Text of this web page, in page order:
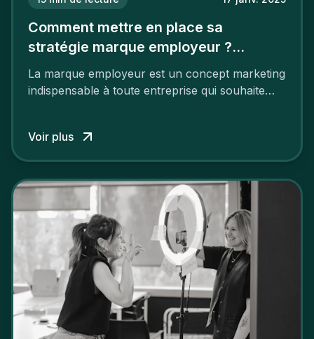
Comment mettre en place sa
stratégie marque employeur ?
Découvrez les 7 étapes
La marque employeur est un concept marketing
indispensable à toute entreprise qui souhaite
employeur solide et positive sont évidentes, ce
travail, pour qu’il soit réussi, ne peut se faire en
mettre en œuvre un certain nombre d’actions.
Voir plus